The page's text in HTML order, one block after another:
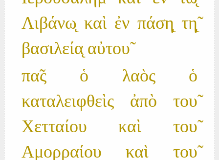
Λιβάνω̨ καὶ ἐν πάση̨ τη̨̃
βασιλεία̨ αὐτου̃
πα̃ς ὁ λαὸς ὁ
καταλειφθεὶς ἀπὸ του̃
Χετταίου καὶ του̃
Αμορραίου καὶ του̃